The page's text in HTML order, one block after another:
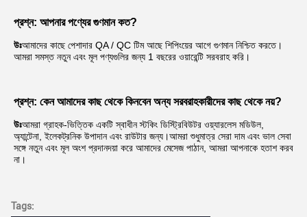
প্রশ্ন: আপনার পণ্যের গুণমান কত?
উঃআমাদের কাছে পেশাদার QA / QC টিম আছে শিপিংয়ের আগে গুণমান নিশ্চিত করতে।
আমরা সমস্ত নতুন এবং মূল পণ্যগুলির জন্য 1 বছরের ওয়ারেন্টি সরবরাহ করি।
প্রশ্ন: কেন আমাদের কাছ থেকে কিনবেন অন্য সরবরাহকারীদের কাছ থেকে নয়?
উঃআমরা গ্রাহক-ভিত্তিক একটি স্বাধীন স্টকিং ডিস্ট্রিবিউটর ওয়্যারলেস মডিউল,
অ্যান্টেনা, ইলেকট্রনিক উপাদান এবং রাউটার জন্য।আমরা শুধুমাত্র সেরা দাম এবং ভাল সেবা
সঙ্গে নতুন এবং মূল অংশ প্রদানদয়া করে আমাদের মেসেজ পাঠান, আমরা আপনাকে হতাশ করব
না।
Tags: